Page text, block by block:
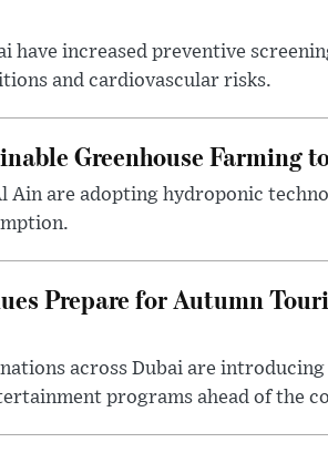
have increased preventive
and cardiovascular risks.
Greenhouse Farming
Ain are adopting hydroponic
Prepare for Autumn
across Dubai are
programs ahead of the